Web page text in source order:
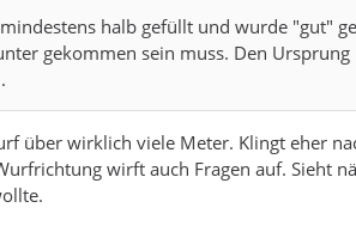
halb gefüllt und wurde "gut"
gekommen sein muss. Den
über wirklich viele Meter. Klingt eher
wirft auch Fragen auf. Sieht